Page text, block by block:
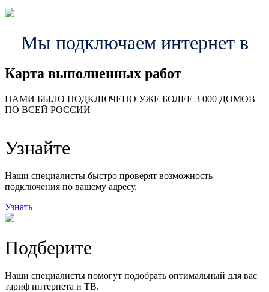
Мы подключаем интернет в
Карта выполненных работ
НАМИ БЫЛО ПОДКЛЮЧЕНО УЖЕ БОЛЕЕ 3 000 ДОМОВ
ПО ВСЕЙ РОССИИ
57
29
99
48
Узнайте
Наши специалисты быстро проверят возможность
подключения по вашему адресу.
Узнать
Подберите
Наши специалисты помогут подобрать оптимальный для вас
тариф интернета и ТВ.